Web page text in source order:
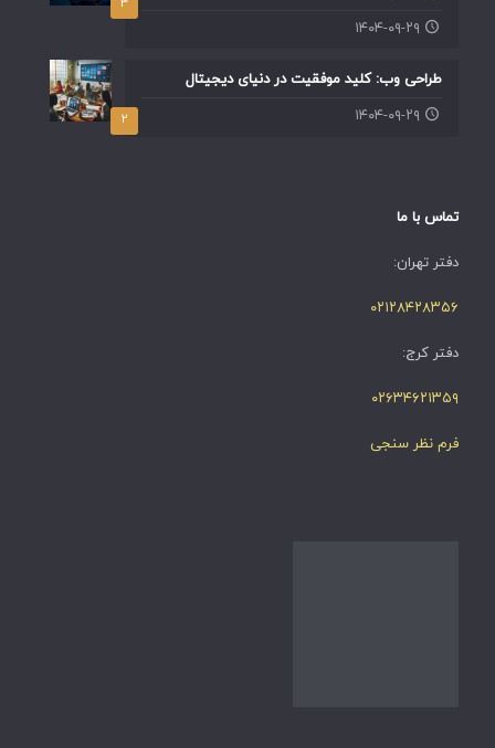
۱۴۰۴-۰۹-۲۹
۲
طراحی وب: کلید موفقیت در دنیای دیجیتال
۱۴۰۴-۰۹-۲۹
تماس با ما
دفتر تهران:
۰۲۱۲۸۴۲۸۳۵۶
دفتر کرج:
۰۲۶۳۴۶۲۱۳۵۹
فرم نظر سنجی